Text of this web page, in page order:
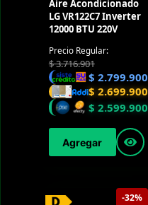
Aire Acondicionado
LG VR122C7 Inverter
12000 BTU 220V
Precio Regular:
$3.716.901
$ 2.799.900
$ 2.699.900
$ 2.599.900
Agregar
-32%